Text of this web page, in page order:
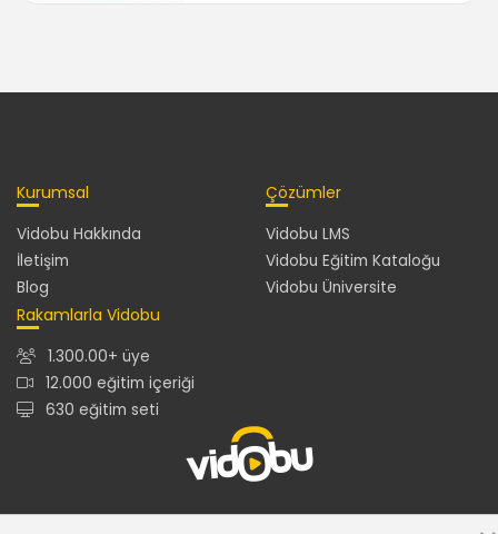
Kurumsal
Vidobu Hakkında
İletişim
Blog
Çözümler
Vidobu LMS
Vidobu Eğitim Kataloğu
Vidobu Üniversite
Rakamlarla Vidobu
1.300.00+ üye
12.000 eğitim içeriği
630 eğitim seti